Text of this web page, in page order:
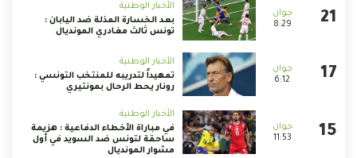
8:29
الأخبار الوطنية
بعد الخسارة المذلة ضد اليابان :
تونس ثالث مغادري المونديال
6:12
الأخبار الوطنية
تمهيداً لتدريبه للمنتخب التونسي :
رونار يحط الرحال بمونتيري
11:53
الأخبار الوطنية
في مباراة الأخطاء الدفاعية : هزيمة
ساحقة لتونس ضد السويد في أول
مشوار المونديال